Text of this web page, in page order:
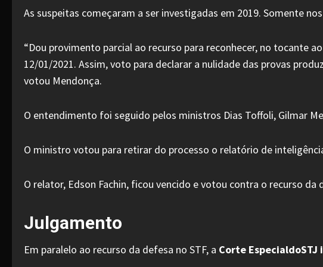
As suspeitas começaram a ser investigadas em 2019. Somente
“Dou provimento parcial ao recurso para reconhecer, no tocante
12/01/2021. Assim, voto para declarar a nulidade das provas
votou Mendonça.
O entendimento foi seguido pelos ministros Dias Toffoli, Gilmar
O ministro votou para retirar do processo o relatório de
O relator, Edson Fachin, ficou vencido e votou contra o recurso da
Julgamento
Em paralelo ao recurso da defesa no STF, a Corte